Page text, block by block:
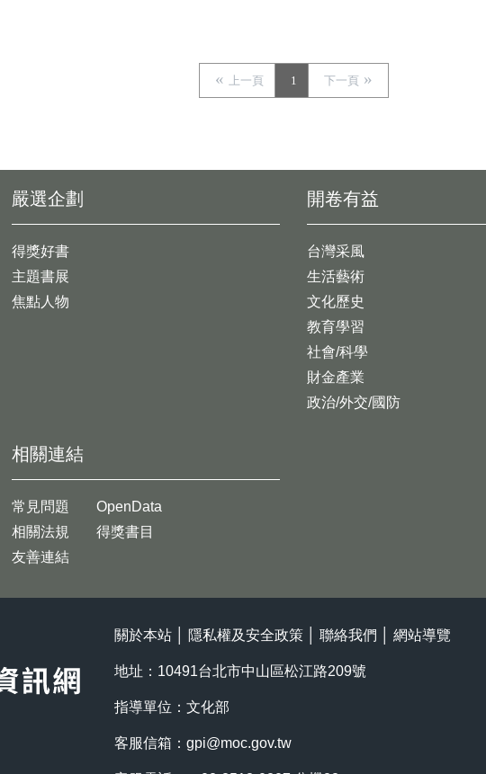
上一頁 1 下一頁
開卷有益
台灣采風
生活藝術
文化歷史
教育學習
社會/科學
財金產業
政治/外交/國防
嚴選企劃
得獎好書
主題書展
焦點人物
相關連結
常見問題
相關法規
友善連結
OpenData
得獎書目
關於本站 隱私權及安全政策 聯絡我們 網站導覽
地址：10491台北市中山區松江路209號
指導單位：文化部
客服信箱： gpi@moc.gov.tw